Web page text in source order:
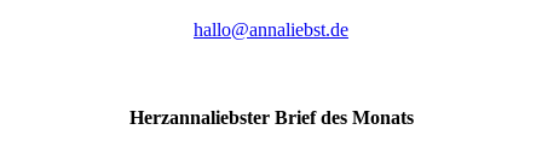
hallo@annaliebst.de
Herzannaliebster Brief des Monats